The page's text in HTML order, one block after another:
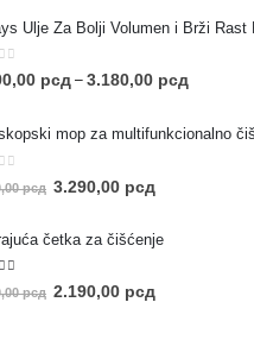
Ulje Za Bolji Volumen i Brži Rast
of 5 рсд – 3.180,00 рсд
mop za multifunkcionalno
рсд 3.290,00 рсд
četka za čišćenje
out of 5
рсд 2.190,00 рсд